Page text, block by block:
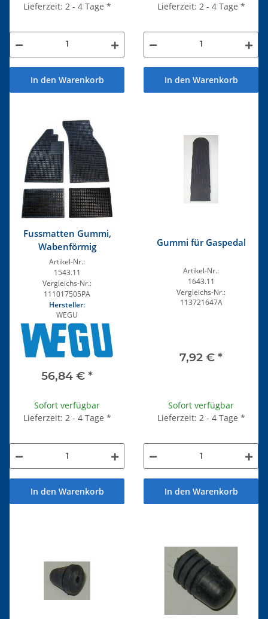
Lieferzeit: 2 - 4 Tage *
In den Warenkorb
Lieferzeit: 2 - 4 Tage *
In den Warenkorb
Fussmatten Gummi,
Wabenförmig
Artikel-Nr.:
1543.11
Vergleichs-Nr.:
111017505PA
Hersteller:
WEGU
56,84 € *
Sofort verfügbar
Lieferzeit: 2 - 4 Tage *
In den Warenkorb
Gummi für Gaspedal
Artikel-Nr.:
1643.11
Vergleichs-Nr.:
113721647A
7,92 € *
Sofort verfügbar
Lieferzeit: 2 - 4 Tage *
In den Warenkorb